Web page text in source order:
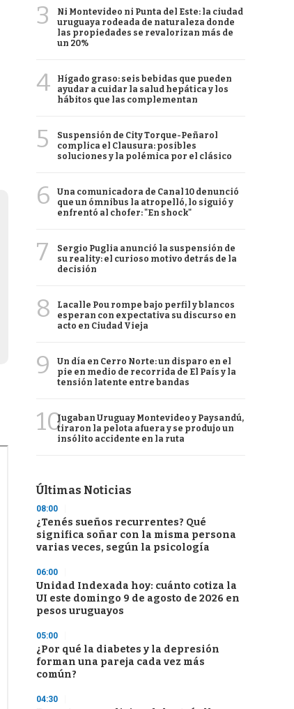
3
Ni Montevideo ni Punta del Este: la ciudad
uruguaya rodeada de naturaleza donde
las propiedades se revalorizan más de
un 20%
4
Hígado graso: seis bebidas que pueden
ayudar a cuidar la salud hepática y los
hábitos que las complementan
5
Suspensión de City Torque-Peñarol
complica el Clausura: posibles
soluciones y la polémica por el clásico
6
Una comunicadora de Canal 10 denunció
que un ómnibus la atropelló, lo siguió y
enfrentó al chofer: "En shock"
7
Sergio Puglia anunció la suspensión de
su reality: el curioso motivo detrás de la
decisión
8
Lacalle Pou rompe bajo perfil y blancos
esperan con expectativa su discurso en
acto en Ciudad Vieja
9
Un día en Cerro Norte: un disparo en el
pie en medio de recorrida de El País y la
tensión latente entre bandas
10Jugaban Uruguay Montevideo y Paysandú,
tiraron la pelota afuera y se produjo un
insólito accidente en la ruta
Últimas Noticias
08:00
¿Tenés sueños recurrentes? Qué
significa soñar con la misma persona
varias veces, según la psicología
06:00
Unidad Indexada hoy: cuánto cotiza la
UI este domingo 9 de agosto de 2026 en
pesos uruguayos
05:00
¿Por qué la diabetes y la depresión
forman una pareja cada vez más
común?
04:30